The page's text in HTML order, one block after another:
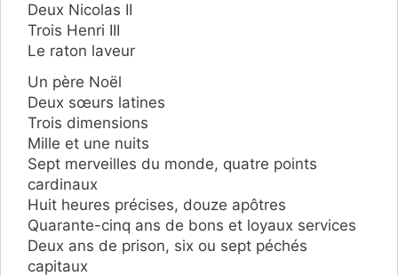
Deux Nicolas II
Trois Henri III
Le raton laveur
Un père Noël
Deux sœurs latines
Trois dimensions
Mille et une nuits
Sept merveilles du monde, quatre points
cardinaux
Huit heures précises, douze apôtres
Quarante-cinq ans de bons et loyaux services
Deux ans de prison, six ou sept péchés
capitaux